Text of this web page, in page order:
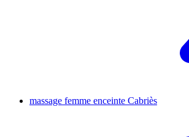
massage femme enceinte Cabriès